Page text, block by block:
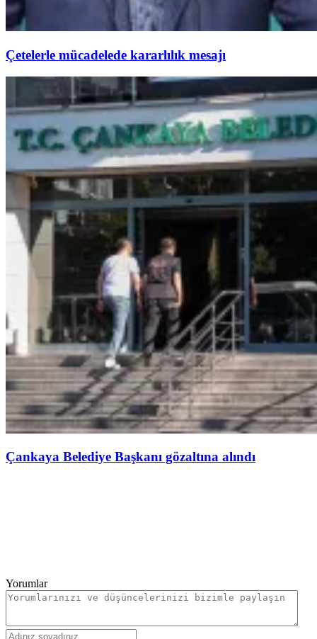
Çetelerle mücadelede kararlılık mesajı
Çankaya Belediye Başkanı gözaltına alındı
Yorumlar